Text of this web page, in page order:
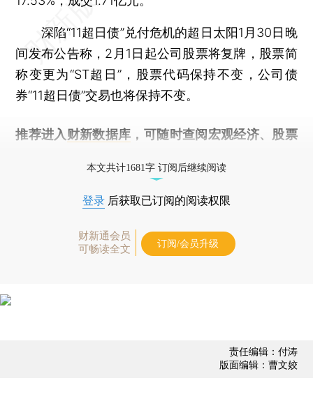
深陷“11超日债”兑付危机的超日太阳1月30日晚
间发布公告称，2月1日起公司股票将复牌，股票简
称变更为“ST超日”，股票代码保持不变，公司债
券“11超日债”交易也将保持不变。
推荐进入 财新数据库 ，可随时查阅宏观经济、股票
本文共计1681字 订阅后继续阅读
登录 后获取已订阅的阅读权限
财新通会员
可畅读全文
订阅/会员升级
责任编辑：付涛
版面编辑：曹文姣